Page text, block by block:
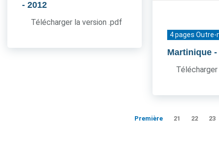
- 2012
Télécharger la version .pdf
4 pages Outre-
Martinique -
Première 21 22 23